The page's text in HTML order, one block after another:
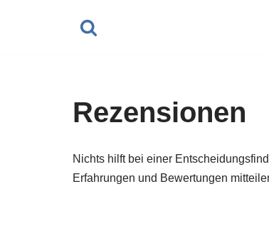
Rezensionen
Nichts hilft bei einer
Erfahrungen und Bewertungen